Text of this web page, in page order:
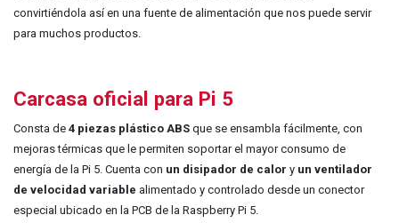
convirtiéndola así en una fuente de alimentación que nos puede servir
para muchos productos.
Carcasa oficial para Pi 5
Consta de 4 piezas plástico ABS que se ensambla fácilmente, con
mejoras térmicas que le permiten soportar el mayor consumo de
energía de la Pi 5. Cuenta con un disipador de calor y un ventilador
de velocidad variable alimentado y controlado desde un conector
especial ubicado en la PCB de la Raspberry Pi 5.